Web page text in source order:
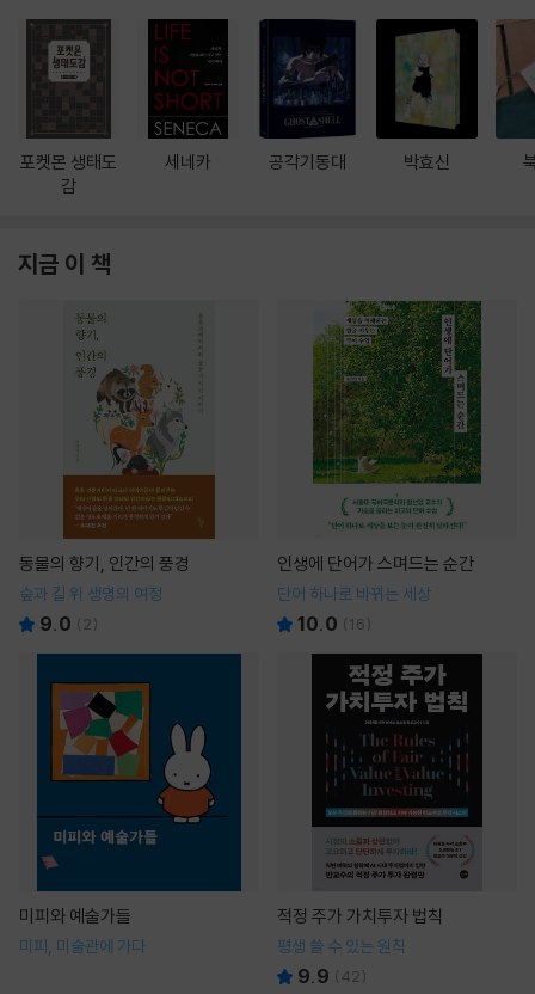
포켓몬 생태도
감
세네카 공각기동대 박효신
지금 이 책
동물의 향기, 인간의 풍경
숲과 길 위 생명의 여정
9.0 ( 2)
인생에 단어가 스며드는 순간
단어 하나로 바뀌는 세상
10.0 (16)
미피와 예술가들
미피, 미술관에 가다
적정 주가 가치투자 법칙
평생 쓸 수 있는 원칙
9.9 (42)